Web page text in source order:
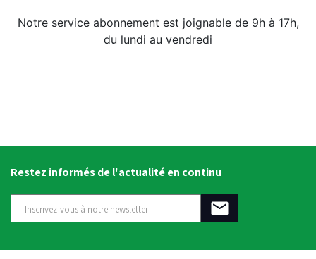
Notre service abonnement est joignable de 9h à 17h,
du lundi au vendredi
Restez informés de l'actualité en continu